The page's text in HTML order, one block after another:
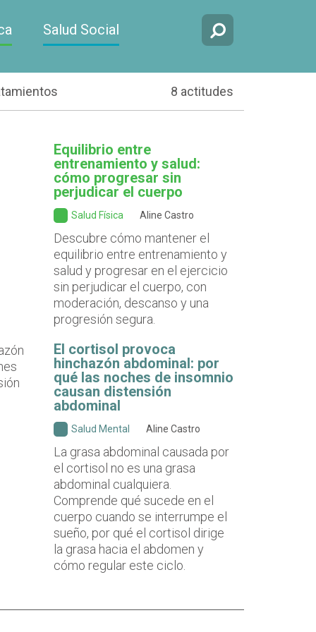
Salud Social
8 actitudes
Equilibrio entre
entrenamiento y salud:
cómo progresar sin
perjudicar el cuerpo
Salud Física Aline Castro
Descubre cómo mantener el
equilibrio entre entrenamiento y
salud y progresar en el ejercicio
sin perjudicar el cuerpo, con
moderación, descanso y una
progresión segura.
El cortisol provoca
hinchazón abdominal: por
qué las noches de insomnio
causan distensión
abdominal
Salud Mental Aline Castro
La grasa abdominal causada por
el cortisol no es una grasa
abdominal cualquiera.
Comprende qué sucede en el
cuerpo cuando se interrumpe el
sueño, por qué el cortisol dirige
la grasa hacia el abdomen y
cómo regular este ciclo.